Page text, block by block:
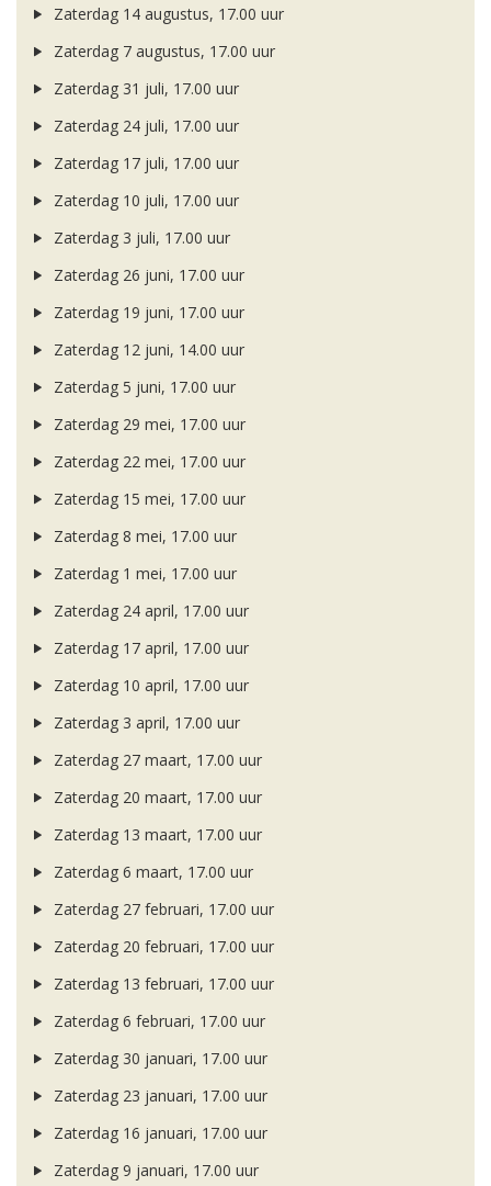
Zaterdag 14 augustus, 17.00 uur
Zaterdag 7 augustus, 17.00 uur
Zaterdag 31 juli, 17.00 uur
Zaterdag 24 juli, 17.00 uur
Zaterdag 17 juli, 17.00 uur
Zaterdag 10 juli, 17.00 uur
Zaterdag 3 juli, 17.00 uur
Zaterdag 26 juni, 17.00 uur
Zaterdag 19 juni, 17.00 uur
Zaterdag 12 juni, 14.00 uur
Zaterdag 5 juni, 17.00 uur
Zaterdag 29 mei, 17.00 uur
Zaterdag 22 mei, 17.00 uur
Zaterdag 15 mei, 17.00 uur
Zaterdag 8 mei, 17.00 uur
Zaterdag 1 mei, 17.00 uur
Zaterdag 24 april, 17.00 uur
Zaterdag 17 april, 17.00 uur
Zaterdag 10 april, 17.00 uur
Zaterdag 3 april, 17.00 uur
Zaterdag 27 maart, 17.00 uur
Zaterdag 20 maart, 17.00 uur
Zaterdag 13 maart, 17.00 uur
Zaterdag 6 maart, 17.00 uur
Zaterdag 27 februari, 17.00 uur
Zaterdag 20 februari, 17.00 uur
Zaterdag 13 februari, 17.00 uur
Zaterdag 6 februari, 17.00 uur
Zaterdag 30 januari, 17.00 uur
Zaterdag 23 januari, 17.00 uur
Zaterdag 16 januari, 17.00 uur
Zaterdag 9 januari, 17.00 uur